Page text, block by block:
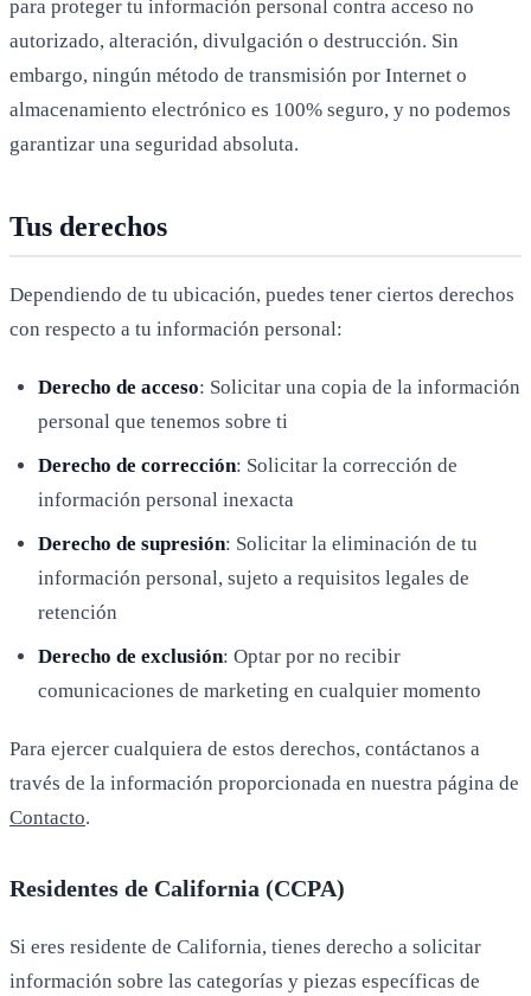
para proteger tu información personal contra acceso no
autorizado, alteración, divulgación o destrucción. Sin
embargo, ningún método de transmisión por Internet o
almacenamiento electrónico es 100% seguro, y no podemos
garantizar una seguridad absoluta.
Tus derechos
Dependiendo de tu ubicación, puedes tener ciertos derechos
con respecto a tu información personal:
Derecho de acceso: Solicitar una copia de la información
personal que tenemos sobre ti
Derecho de corrección: Solicitar la corrección de
información personal inexacta
Derecho de supresión: Solicitar la eliminación de tu
información personal, sujeto a requisitos legales de
retención
Derecho de exclusión: Optar por no recibir
comunicaciones de marketing en cualquier momento
Para ejercer cualquiera de estos derechos, contáctanos a
través de la información proporcionada en nuestra página de
Contacto.
Residentes de California (CCPA)
Si eres residente de California, tienes derecho a solicitar
información sobre las categorías y piezas específicas de